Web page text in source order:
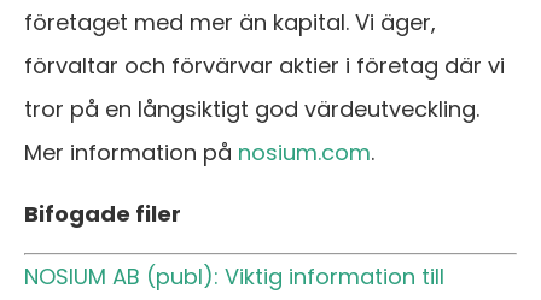
företaget med mer än kapital. Vi äger,
förvaltar och förvärvar aktier i företag där vi
tror på en långsiktigt god värdeutveckling.
Mer information på nosium.com.
Bifogade filer
NOSIUM AB (publ): Viktig information till